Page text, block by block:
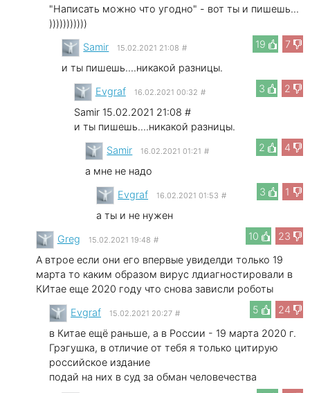
"Написать можно что угодно" - вот ты и пишешь...
)))))))))))
19
7
Samir 15.02.2021 21:08 #
и ты пишешь....никакой разницы.
3
2
Evgraf 16.02.2021 00:32 #
Samir 15.02.2021 21:08 #
и ты пишешь....никакой разницы.
2
4
Samir 16.02.2021 01:21 #
а мне не надо
3
1
Evgraf 16.02.2021 01:53 #
а ты и не нужен
10
23
Greg 15.02.2021 19:48 #
А втрое если они его впервые увиделди только 19
марта то каким образом вирус лдиагностировали в
КИтае еще 2020 году что снова зависли роботы
5
24
Evgraf 15.02.2021 20:27 #
в Китае ещё раньше, а в России - 19 марта 2020 г.
Грэгушка, в отличие от тебя я только цитирую
российское издание
подай на них в суд за обман человечества